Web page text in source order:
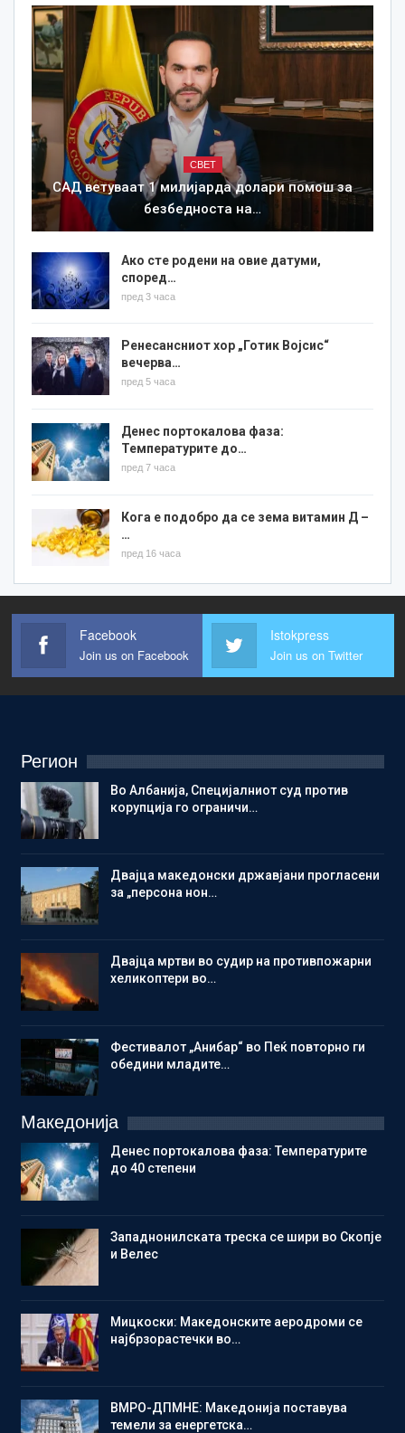
СВЕТ
САД ветуваат 1 милијарда долари помош за
безбедноста на…
Ако сте родени на овие датуми,
според…
пред 3 часа
Ренесансниот хор „Готик Војсис“
вечерва…
пред 5 часа
Денес портокалова фаза:
Температурите до…
пред 7 часа
Кога е подобро да се зема витамин Д –
…
пред 16 часа
Facebook
Join us on Facebook
Istokpress
Join us on Twitter
Регион
Во Албанија, Специјалниот суд против
корупција го ограничи…
Двајца македонски државјани прогласени
за „персона нон…
Двајца мртви во судир на противпожарни
хеликоптери во…
Фестивалот „Анибар“ во Пеќ повторно ги
обедини младите…
Македонија
Денес портокалова фаза: Температурите
до 40 степени
Западнонилската треска се шири во Скопје
и Велес
Мицкоски: Македонските аеродроми се
најбрзорастечки во…
ВМРО-ДПМНЕ: Македонија поставува
темели за енергетска…